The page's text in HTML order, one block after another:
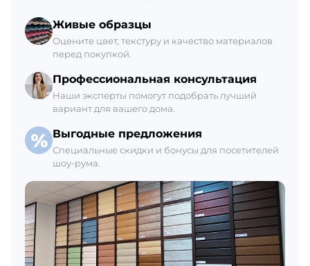
Живые образцы
Оцените цвет, текстуру и качество материалов
перед покупкой.
Профессиональная консультация
Наши эксперты помогут подобрать лучший
вариант для вашего дома.
Выгодные предложения
Специальные скидки и бонусы для посетителей
шоу-рума.